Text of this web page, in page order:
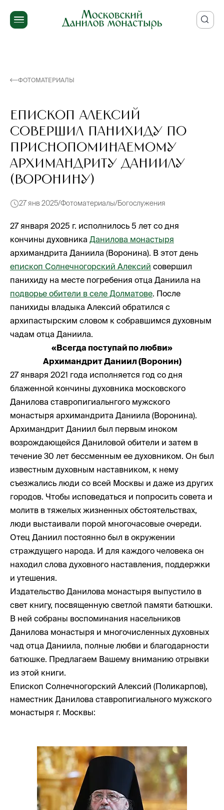
ФОТОМАТЕРИАЛЫ
Епископ Алексий
совершил панихиду по
приснопоминаемому
архимандриту Даниилу
(Воронину)
27 янв 2025 Фотоматериалы Богослужения
27 января 2025 г. исполнилось 5 лет со дня
кончины духовника Данилова монастыря
архимандрита Даниила (Воронина). В этот день
епископ Солнечногорский Алексий совершил
панихиду на месте погребения отца Даниила на
подворье обители в селе Долматове. После
панихиды владыка Алексий обратился с
архипастырским словом к собравшимся духовным
чадам отца Даниила.
«Всегда поступай по любви»
Архимандрит Даниил (Воронин)
27 января 2021 года исполняется год со дня
блаженной кончины духовника московского
Данилова ставропигиальнгого мужского
монастыря архимандрита Даниила (Воронина).
Архимандрит Даниил был первым иноком
возрождающейся Даниловой обители и затем в
течение 30 лет бессменным ее духовником. Он был
известным духовным наставником, к нему
съезжались люди со всей Москвы и даже из других
городов. Чтобы исповедаться и попросить совета и
молитв в тяжелых жизненных обстоятельствах,
люди выстаивали порой многочасовые очереди.
Отец Даниил постоянно был в окружении
страждущего народа. И для каждого человека он
находил слова духовного наставления, поддержки
и утешения.
Издательство Данилова монастыря выпустило в
свет книгу, посвященную светлой памяти батюшки.
В ней собраны воспоминания насельников
Данилова монастыря и многочисленных духовных
чад отца Даниила, полные любви и благодарности
батюшке. Предлагаем Вашему вниманию отрывки
из этой книги.
Епископ Солнечногорский Алексий (Поликарпов),
наместник Данилова ставропигиального мужского
монастыря г. Москвы: